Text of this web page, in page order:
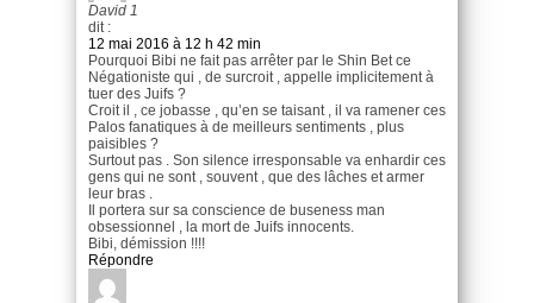
David 1
dit :
12 mai 2016 à 12 h 42 min
Pourquoi Bibi ne fait pas arrêter par le Shin Bet ce
Négationiste qui , de surcroit , appelle implicitement à
tuer des Juifs ?
Croit il , ce jobasse , qu’en se taisant , il va ramener ces
Palos fanatiques à de meilleurs sentiments , plus
paisibles ?
Surtout pas . Son silence irresponsable va enhardir ces
gens qui ne sont , souvent , que des lâches et armer
leur bras .
Il portera sur sa conscience de buseness man
obsessionnel , la mort de Juifs innocents.
Bibi, démission !!!!
Répondre